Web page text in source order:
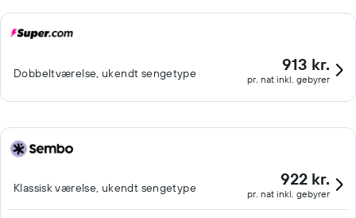
Dobbeltværelse, ukendt sengetype 913 kr.
pr. nat inkl. gebyrer
Klassisk værelse, ukendt sengetype 922 kr.
pr. nat inkl. gebyrer